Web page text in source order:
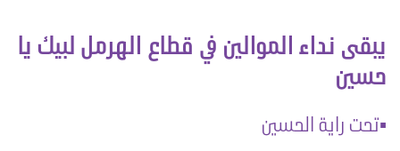
يبقى نداء الموالين في قطاع الهرمل لبيك يا
حسين
▪️تحت راية الحسين